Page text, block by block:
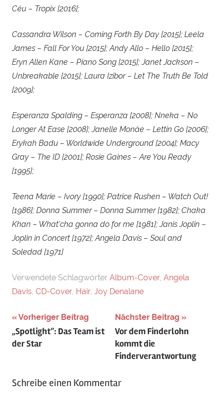
Céu – Tropix [2016];
Cassandra Wilson – Coming Forth By Day [2015]; Leela
James – Fall For You [2015]; Andy Allo – Hello [2015];
Eryn Allen Kane – Piano Song [2015]; Janet Jackson –
Unbreakable [2015]; Laura Izibor – Let The Truth Be Told
[2009];
Esperanza Spalding – Esperanza [2008]; Nneka – No
Longer At Ease [2008]; Janelle Monáe – Lettin Go [2006];
Erykah Badu – Worldwide Underground [2004]; Macy
Gray – The ID [2001]; Rosie Gaines – Are You Ready
[1995];
Teena Marie – Ivory [1990]; Patrice Rushen – Watch Out!
[1986]; Donna Summer – Donna Summer [1982]; Chaka
Khan – What’cha gonna do for me [1981]; Janis Joplin –
Joplin in Concert [1972]; Angela Davis – Soul and
Soledad [1971]
Verwendete Schlagwörter Album-Cover, Angela
Davis CD-Cover, Hair, Joy Denalane
Beitragsnavigation
Vorheriger Beitrag
„Spotlight“: Das Team ist
der Star
Nächster Beitrag
Vor dem Finderlohn
kommt die
Finderverantwortung
Schreibe einen Kommentar